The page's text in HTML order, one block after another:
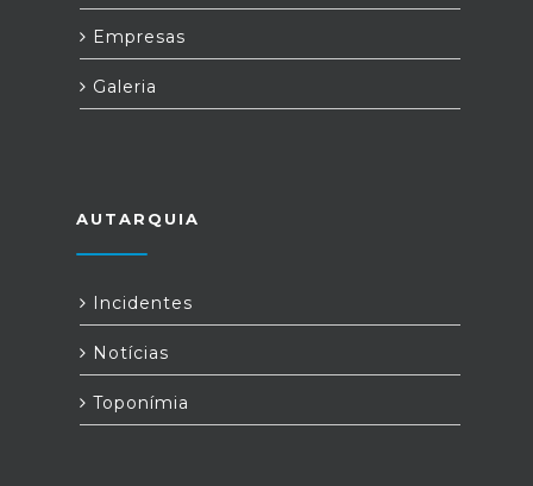
Empresas
Galeria
AUTARQUIA
Incidentes
Notícias
Toponímia